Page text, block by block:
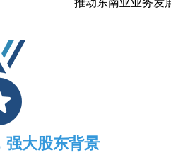
强大股东背景